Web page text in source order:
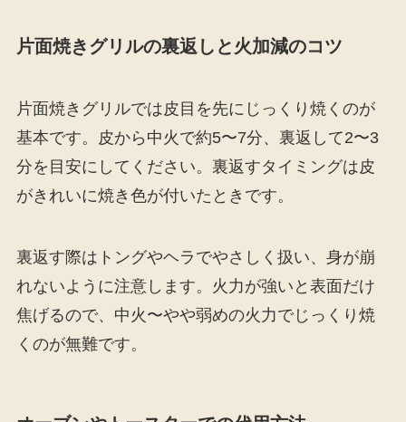
片面焼きグリルの裏返しと火加減のコツ
片面焼きグリルでは皮目を先にじっくり焼くのが
基本です。皮から中火で約5〜7分、裏返して2〜3
分を目安にしてください。裏返すタイミングは皮
がきれいに焼き色が付いたときです。
裏返す際はトングやヘラでやさしく扱い、身が崩
れないように注意します。火力が強いと表面だけ
焦げるので、中火〜やや弱めの火力でじっくり焼
くのが無難です。